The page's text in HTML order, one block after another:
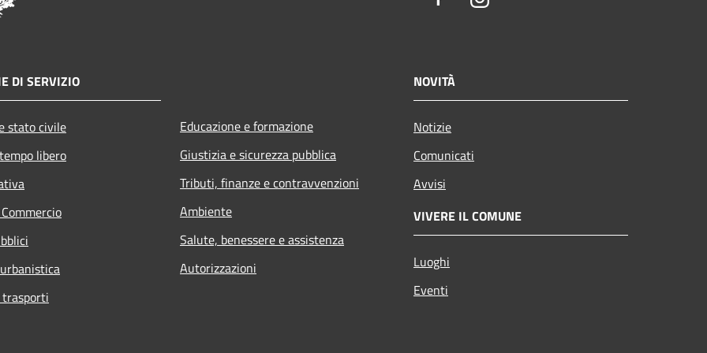
DI SERVIZIO
stato civile
libero
Educazione e formazione
Giustizia e sicurezza pubblica
Tributi, finanze e contravvenzioni
Ambiente
Salute, benessere e assistenza
Autorizzazioni
NOVITÀ
Notizie
Comunicati
Avvisi
VIVERE IL COMUNE
Luoghi
Eventi